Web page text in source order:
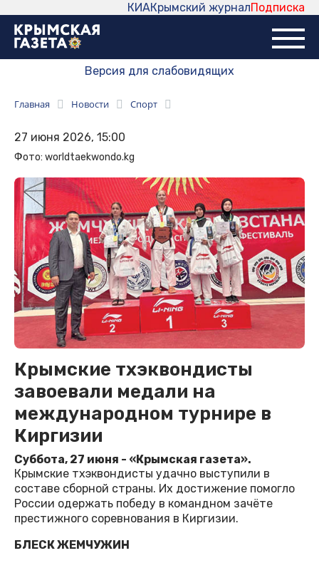
Подписка
Крымский журнал
КИА
Версия для слабовидящих
Главная Новости Спорт
27 июня 2026, 15:00
Фото: worldtaekwondo.kg
Крымские тхэквондисты
завоевали медали на
международном турнире в
Киргизии
Суббота, 27 июня - «Крымская газета».
Крымские тхэквондисты удачно выступили в
составе сборной страны. Их достижение помогло
России одержать победу в командном зачёте
престижного соревнования в Киргизии.
БЛЕСК ЖЕМЧУЖИН